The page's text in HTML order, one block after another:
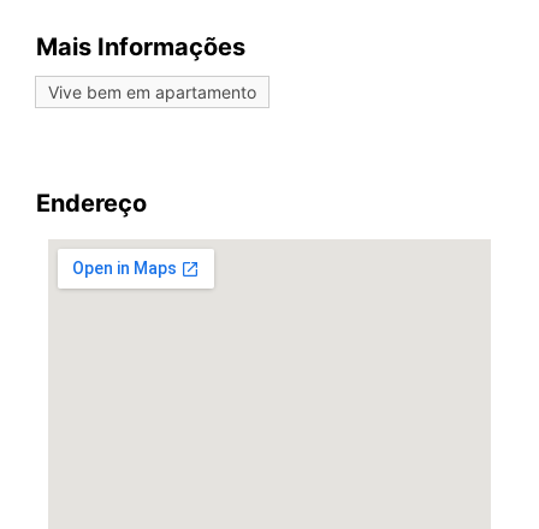
Mais Informações
Vive bem em apartamento
Endereço